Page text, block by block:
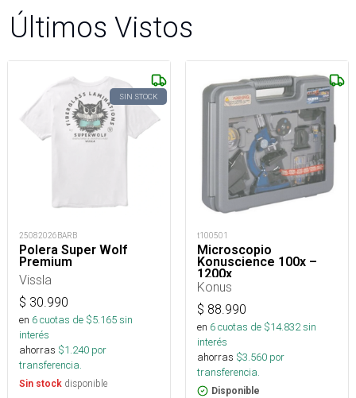
Últimos Vistos
SIN STOCK
25082026BARB
Polera Super Wolf
Premium
Vissla
$ 30.990
en 6cuotas de $5.165sin
interés
ahorras $1.240 por
transferencia.
Sin stock disponible
t100501
Microscopio
Konuscience 100x –
1200x
Konus
$ 88.990
en 6cuotas de $14.832sin
interés
ahorras $3.560 por
transferencia.
Disponible